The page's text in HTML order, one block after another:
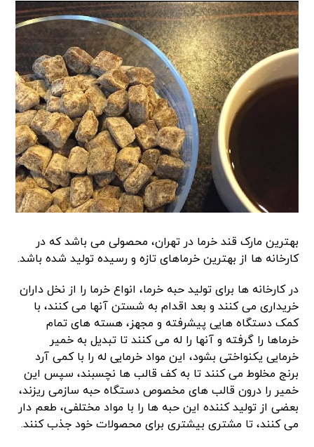
بهترین مارک قند خرما در تهران، محصولی می باشد که در
کارخانه ها از بهترین خرماهای تازه و رسیده تولید شده باشد.
در کارخانه ها برای تولید حبه خرما، انواع خرما را از نخل داران
خریداری می کنند و بعد اقدام به شستن آنها می کنند، با
کمک دستگاه هایی پیشرفته و مجهز، هسته های تمام
خرماها را گرفته و آنها را له می کنند تا تبدیل به خمیر
خرمایی یکنواختی بشود، این مواد خرمایی له را با کمی آرد
برنج مخلوط می کنند تا به کف قالب ها نچسبند، سپس این
خمیر را درون قالب های مخصوص دستگاه حبه سازمی ریزند،
بعضی از تولید کننده این حبه ها را با مواد مختلفی، طعم دار
می کنند، تا مشتری بیشتری برای محصولات خود جذب کنند.